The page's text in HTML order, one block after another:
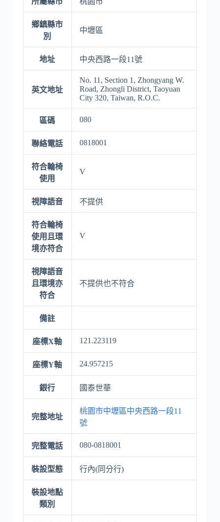
鄉鎮縣市
別
中壢區
地址 中央西路一段11號
英文地址
No. 11, Section 1, Zhongyang W.
Road, Zhongli District, Taoyuan
City 320, Taiwan, R.O.C.
區碼 080
聯絡電話 0818001
符合輪椅
使用
V
視障語音 不提供
符合輪椅
使用且環
境亦符合
V
視障語音
且環境亦
符合
不提供也不符合
備註
座標X軸 121.223119
座標Y軸 24.957215
銀行 國泰世華
完整地址
桃園市中壢區中央西路一段11
號
完整電話 080-0818001
裝設型態 行內(同分行)
裝設地點
類別